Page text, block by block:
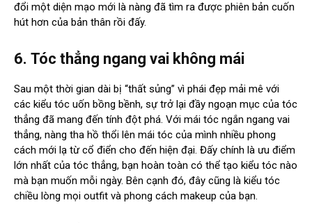
đổi một diện mạo mới là nàng đã tìm ra được phiên bản cuốn
hút hơn của bản thân rồi đấy.
6. Tóc thẳng ngang vai không mái
Sau một thời gian dài bị “thất sủng” vì phái đẹp mải mê với
các kiểu tóc uốn bồng bềnh, sự trở lại đầy ngoạn mục của tóc
thẳng đã mang đến tính đột phá. Với mái tóc ngắn ngang vai
thẳng, nàng tha hồ thổi lên mái tóc của mình nhiều phong
cách mới lạ từ cổ điển cho đến hiện đại. Đấy chính là ưu điểm
lớn nhất của tóc thẳng, bạn hoàn toàn có thể tạo kiểu tóc nào
mà bạn muốn mỗi ngày. Bên cạnh đó, đây cũng là kiểu tóc
chiều lòng mọi outfit và phong cách makeup của bạn.